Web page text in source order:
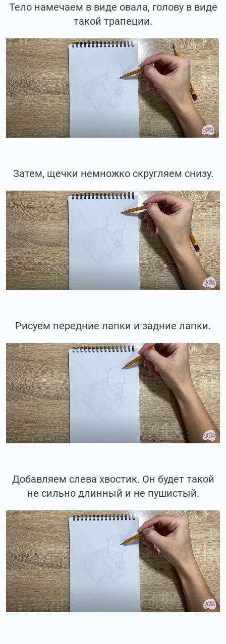
Тело намечаем в виде овала, голову в виде
такой трапеции.
Затем, щечки немножко скругляем снизу.
Рисуем передние лапки и задние лапки.
Добавляем слева хвостик. Он будет такой
не сильно длинный и не пушистый.